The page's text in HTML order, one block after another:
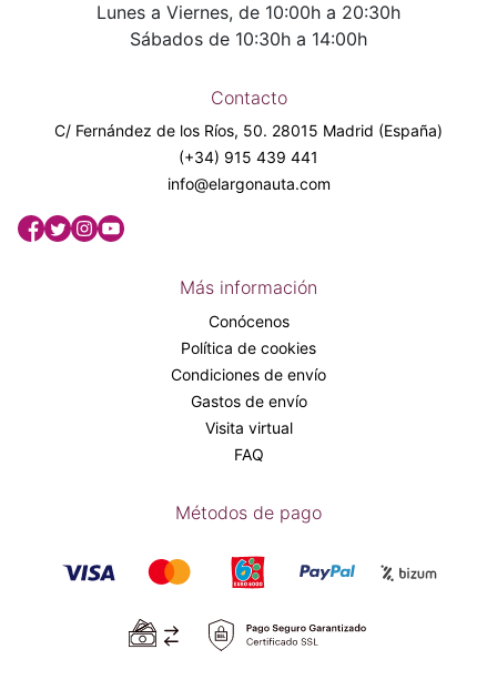
Lunes a Viernes, de 10:00h a 20:30h
Sábados de 10:30h a 14:00h
Contacto
C/ Fernández de los Ríos, 50. 28015 Madrid (España)
(+34) 915 439 441
info@elargonauta.com
Más información
Conócenos
Política de cookies
Condiciones de envío
Gastos de envío
Visita virtual
FAQ
Métodos de pago